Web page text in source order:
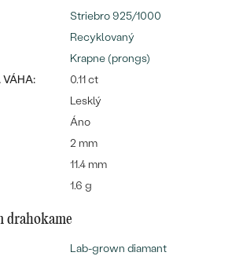
kolekcia
PREZRIEŤ
PREZRIEŤ
Striebro 925/1000
Recyklovaný
Krapne (prongs)
VÁHA:
0.11 ct
Lesklý
Áno
2 mm
11.4 mm
1.6 g
drahokame
Lab-grown diamant